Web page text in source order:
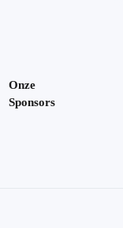
Onze
Sponsors